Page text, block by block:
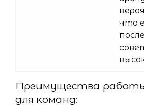
что
Преимущества
для команд: